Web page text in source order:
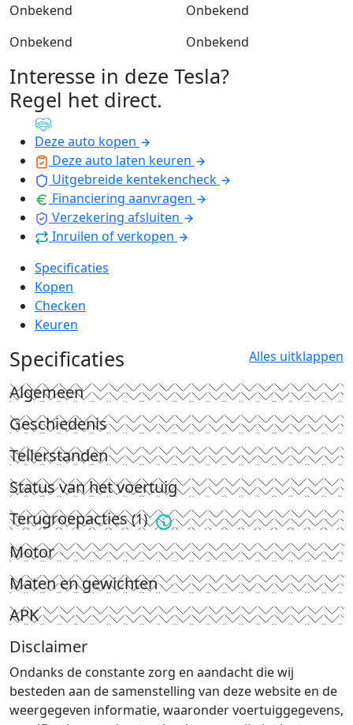
Onbekend
Onbekend
Onbekend
Onbekend
Interesse in deze Tesla?
Regel het direct.
Deze auto kopen
Deze auto laten keuren
Uitgebreide kentekencheck
Financiering aanvragen
Verzekering afsluiten
Inruilen of verkopen
Specificaties
Kopen
Checken
Keuren
Specificaties Alles uitklappen
Algemeen
Geschiedenis
Tellerstanden
Status van het voertuig
Terugroepacties(1)
Motor
Maten en gewichten
APK
Disclaimer
Ondanks de constante zorg en aandacht die wij
besteden aan de samenstelling van deze website en de
weergegeven informatie, waaronder voertuiggegevens,